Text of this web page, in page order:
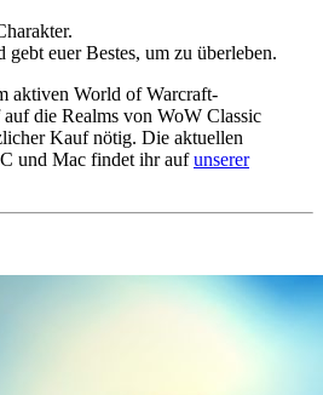
gebt euer Bestes, um zu überleben.
aktiven World of Warcraft-
die Realms von WoW Classic
Kauf nötig. Die aktuellen
und Mac findet ihr aufunserer